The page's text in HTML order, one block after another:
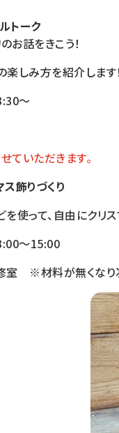
トーク
お話をきこう！
楽しみ方を紹介します！
～
ていただきます。
飾りづくり
使って、自由にクリ
～15:00
室 ※材料が無くなり